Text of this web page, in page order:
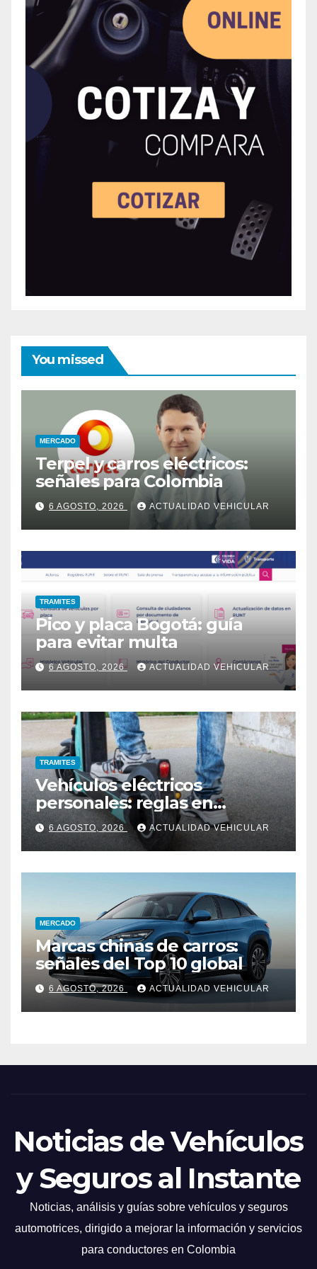
You missed
MERCADO
Terpel y carros eléctricos:
señales para Colombia
6 AGOSTO, 2026 ACTUALIDAD VEHICULAR
TRAMITES
Pico y placa Bogotá: guía
para evitar multa
6 AGOSTO, 2026 ACTUALIDAD VEHICULAR
TRAMITES
Vehículos eléctricos
personales: reglas en
Colombia
6 AGOSTO, 2026 ACTUALIDAD VEHICULAR
MERCADO
Marcas chinas de carros:
señales del Top 10 global
6 AGOSTO, 2026 ACTUALIDAD VEHICULAR
Noticias de Vehículos
y Seguros al Instante
Noticias, análisis y guías sobre vehículos y seguros
automotrices, dirigido a mejorar la información y servicios
para conductores en Colombia